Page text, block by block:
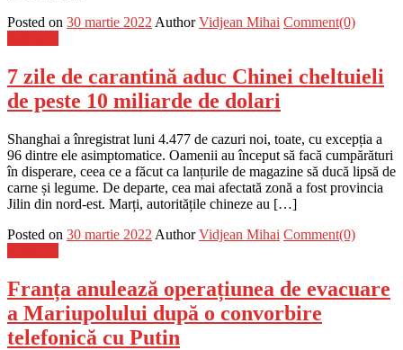
Posted on 30 martie 2022 Author Vidjean Mihai Comment(0)
7 zile de carantină aduc Chinei cheltuieli
de peste 10 miliarde de dolari
Shanghai a înregistrat luni 4.477 de cazuri noi, toate, cu excepția a
96 dintre ele asimptomatice. Oamenii au început să facă cumpărături
în disperare, ceea ce a făcut ca lanțurile de magazine să ducă lipsă de
carne și legume. De departe, cea mai afectată zonă a fost provincia
Jilin din nord-est. Marți, autoritățile chineze au […]
Posted on 30 martie 2022 Author Vidjean Mihai Comment(0)
Franța anulează operațiunea de evacuare
a Mariupolului după o convorbire
telefonică cu Putin